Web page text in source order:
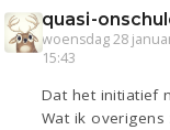
quasi-
woensdag 28
15:43
Dat het initiatief
Wat ik